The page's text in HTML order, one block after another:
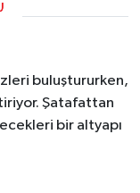
buluştururken,
Şatafattan
bir altyapı